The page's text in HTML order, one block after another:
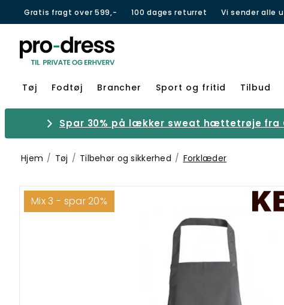
Gratis fragt over 599,- 100 dages returret Vi sender alle
Tøj Fodtøj Brancher Sport og fritid Tilbud
Spar 30% på lækker sweat hættetrøje fra
Hjem Tøj Tilbehør og sikkerhed Forklæder
Mix 3 - spar 20%